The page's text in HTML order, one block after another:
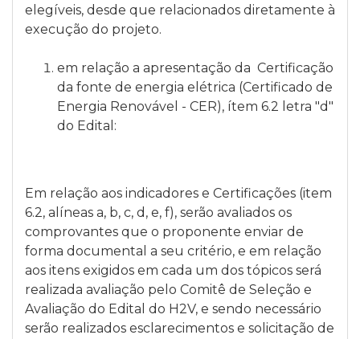
elegíveis, desde que relacionados diretamente à
execução do projeto.
em relação a apresentação da Certificação
da fonte de energia elétrica (Certificado de
Energia Renovável - CER), ítem 6.2 letra "d"
do Edital:
Em relação aos indicadores e Certificações (item
6.2, alíneas a, b, c, d, e, f), serão avaliados os
comprovantes que o proponente enviar de
forma documental a seu critério, e em relação
aos itens exigidos em cada um dos tópicos será
realizada avaliação pelo Comitê de Seleção e
Avaliação do Edital do H2V, e sendo necessário
serão realizados esclarecimentos e solicitação de